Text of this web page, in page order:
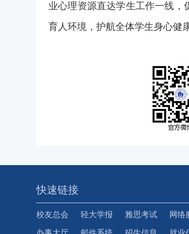
业心理资源直达学生工作一线，
育人环境，护航全体学生身心健
快速链接
校友总会 轻大学报 雅思考试 网络